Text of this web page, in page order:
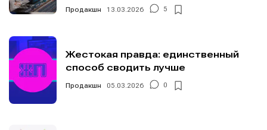
Продакшн 13.03.2026 5
Жестокая правда: единственный
способ сводить лучше
Продакшн 05.03.2026 0